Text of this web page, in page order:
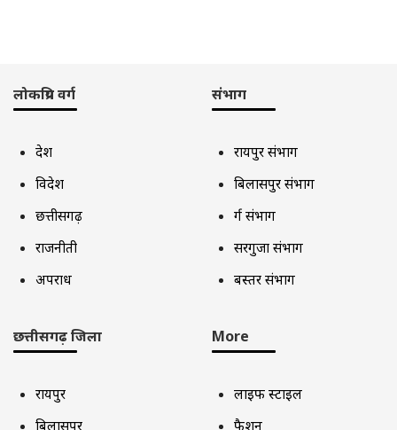
लोकप्रिय वर्ग
देश
विदेश
छत्तीसगढ़
राजनीती
अपराध
संभाग
रायपुर संभाग
बिलासपुर संभाग
दुर्ग संभाग
सरगुजा संभाग
बस्तर संभाग
छत्तीसगढ़ जिला
रायपुर
बिलासपुर
More
लाइफ स्टाइल
फैशन